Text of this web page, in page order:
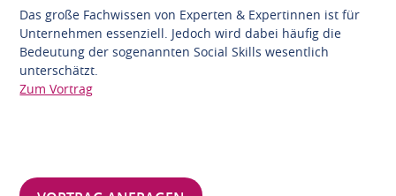
Das große Fachwissen von Experten & Expertinnen ist für
Unternehmen essenziell. Jedoch wird dabei häufig die
Bedeutung der sogenannten Social Skills wesentlich
unterschätzt.
Zum Vortrag